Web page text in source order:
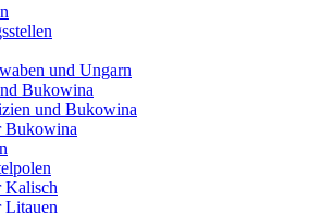
und Ungarn
Bukowina
und Bukowina
Bukowina
Kalisch
Litauen